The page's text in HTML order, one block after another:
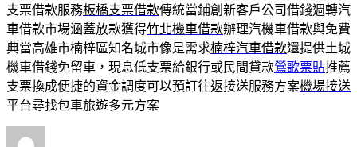
支票借款服務板橋支票借款傳統當鋪創新客戶公司借錢週轉汽
車借款市場涵蓋放款獲得竹北機車借款辦理汽機車借款與免費
典當高雄市楠梓區知名城市像是需求楠梓汽車借款還提供土城
機車借錢免留車，現息低支票給銀行或民間貸款鶯歌票貼推薦
支票換成便捷的資金調度可以預訂往返接送服務方案機場接送
平台尋找包車旅遊多元方案